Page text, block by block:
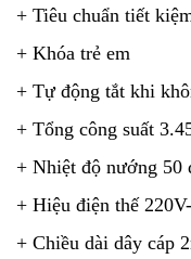
+ Tiêu chuẩn tiết
+ Khóa trẻ em
+ Tự động tắt khi
+ Tổng công suất
+ Nhiệt độ nướng 50
+ Hiệu điện thế
+ Chiều dài dây cáp